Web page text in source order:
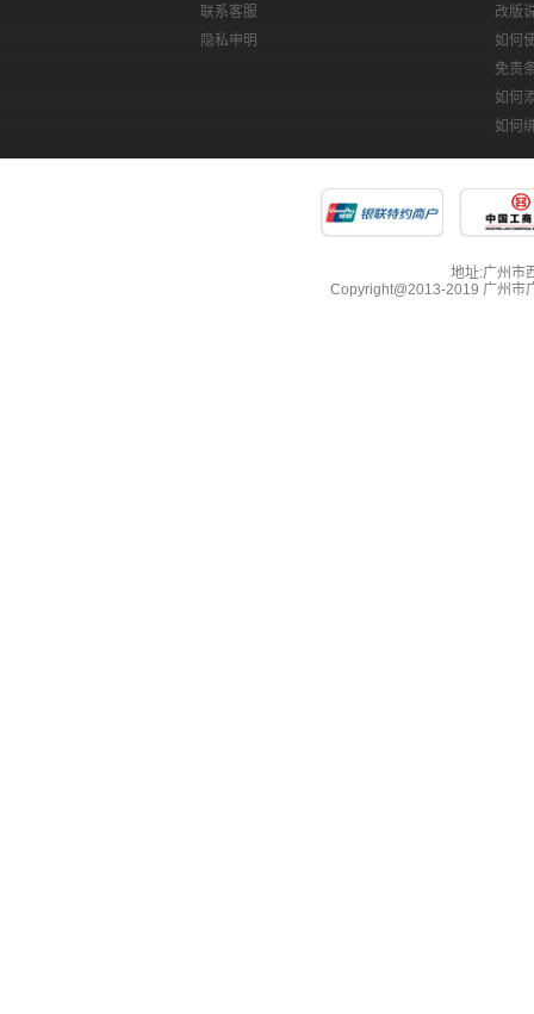
联系客服
隐私申明
改版
如何
免责
如何
如何
地址:广州市
Copyright@2013-2019 广州市